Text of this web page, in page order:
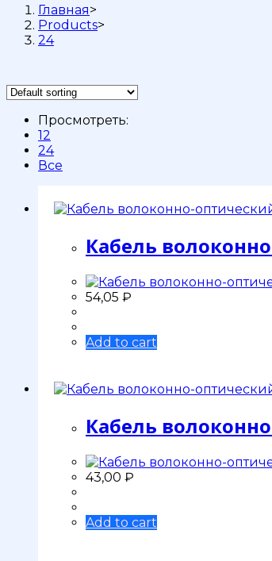
Главная>
Products>
24
Просмотреть:
12
24
Все
Кабель
54,05 ₽
Add to cart
Кабель
43,00 ₽
Add to cart